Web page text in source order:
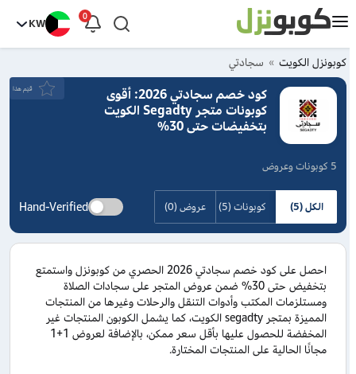
0
KW
كوبونزل الكويت سجادتي
كود خصم سجادتي 2026: أقوى
كوبونات متجر Segadty الكويت
بتخفيضات حتى 30%
5 كوبونات وعروض
قيَم هذا
الكل (5) كوبونات (5) عروض (0) Hand-Verified
احصل على كود خصم سجادتي 2026 الحصري من كوبونزل واستمتع
بتخفيض حتى 30% ضمن عروض المتجر على سجادات الصلاة
ومستلزمات المكتب وأدوات التنقل والرحلات وغيرها من المنتجات
المميزة بمتجر segadty الكويت، كما يشمل الكوبون المنتجات غير
المخفضة للحصول عليها بأقل سعر ممكن، بالإضافة لعروض 1+1
مجانًا الحالية على المنتجات المختارة.